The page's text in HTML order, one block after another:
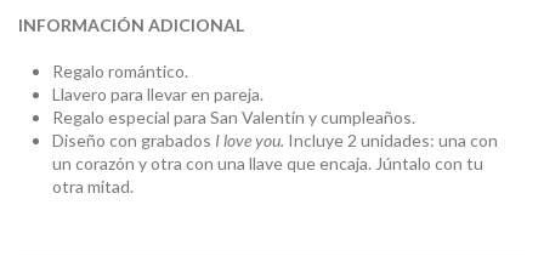
INFORMACIÓN ADICIONAL
Regalo romántico.
Llavero para llevar en pareja.
Regalo especial para San Valentín y cumpleaños.
Diseño con grabados I love you. Incluye 2 unidades: una con
un corazón y otra con una llave que encaja. Júntalo con tu
otra mitad.